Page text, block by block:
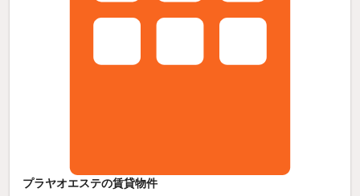
プラヤオエステの賃貸物件